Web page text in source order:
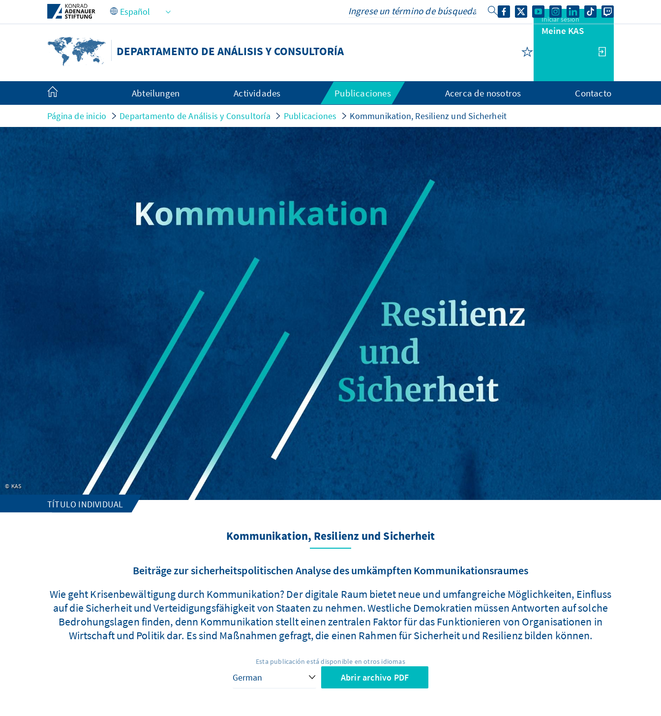
Saltar al contenido principal
DEPARTAMENTO DE ANÁLISIS Y CONSULTORÍA
Iniciar sesión
Meine KAS
Abteilungen Actividades Publicaciones Acerca de nosotros Contacto
Página de inicio Departamento de Análisis y Consultoría Publicaciones Kommunikation, Resilienz und Sicherheit
KAS
TÍTULO INDIVIDUAL
Kommunikation, Resilienz und Sicherheit
Beiträge zur sicherheitspolitischen Analyse des umkämpften Kommunikationsraumes
Wie geht Krisenbewältigung durch Kommunikation? Der digitale Raum bietet neue und umfangreiche Möglichkeiten, Einfluss
auf die Sicherheit und Verteidigungsfähigkeit von Staaten zu nehmen. Westliche Demokratien müssen Antworten auf solche
Bedrohungslagen finden, denn Kommunikation stellt einen zentralen Faktor für das Funktionieren von Organisationen in
Wirtschaft und Politik dar. Es sind Maßnahmen gefragt, die einen Rahmen für Sicherheit und Resilienz bilden können.
Esta publicación está disponible en otros idiomas
Abrir archivo PDF